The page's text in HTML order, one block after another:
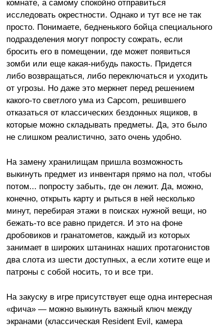
комнате, а самому спокойно отправиться
исследовать окрестности. Однако и тут все не так
просто. Понимаете, бедненького бойца специального
подразделения могут попросту сожрать, если
бросить его в помещении, где может появиться
зомби или еще какая-нибудь пакость. Придется
либо возвращаться, либо переключаться и уходить
от угрозы. Но даже это меркнет перед решением
какого-то светлого ума из Capcom, решившего
отказаться от классических бездонных ящиков, в
которые можно складывать предметы. Да, это было
не слишком реалистично, зато очень удобно.
На замену хранилищам пришла возможность
выкинуть предмет из инвентаря прямо на пол, чтобы
потом... попросту забыть, где он лежит. Да, можно,
конечно, открыть карту и рыться в ней несколько
минут, перебирая этажи в поисках нужной вещи, но
бежать-то все равно придется. И это на фоне
дробовиков и гранатометов, каждый из которых
занимает в широких штанинах наших протагонистов
два слота из шести доступных, а если хотите еще и
патроны с собой носить, то и все три.
На закуску в игре присутствует еще одна интересная
«фича» — можно выкинуть важный ключ между
экранами (классическая Resident Evil, камера